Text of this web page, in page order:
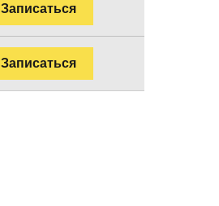
Записаться
Записаться